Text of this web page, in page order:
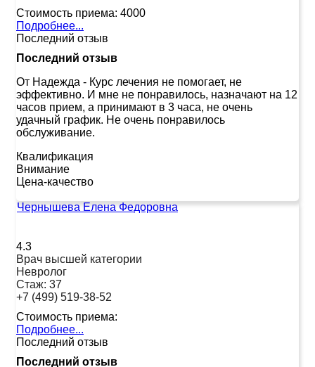
Стоимость приема: 4000
Подробнее...
Последний отзыв
Последний отзыв
От Надежда - Курс лечения не помогает, не
эффективно. И мне не понравилось, назначают на 12
часов прием, а принимают в 3 часа, не очень
удачный график. Не очень понравилось
обслуживание.
Квалификация
Внимание
Цена-качество
Чернышева Елена Федоровна
4.3
Врач высшей категории
Невролог
Стаж: 37
+7 (499) 519-38-52
Стоимость приема:
Подробнее...
Последний отзыв
Последний отзыв